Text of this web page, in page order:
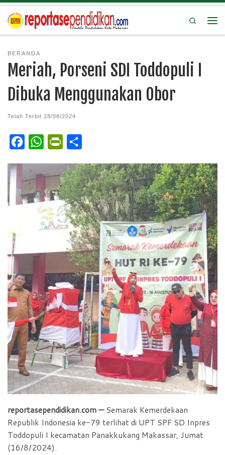
Search
BERANDA
Meriah, Porseni SDI Toddopuli I
Dibuka Menggunakan Obor
Telah Terbit 18/08/2024
e
b
W
a
t
s
A
p
i
n
t
F
r
n
d
l
y
a
r
e
reportasependidikan.com —Semarak Kemerdekaan
Republik Indonesia ke-79 terlihat di UPT SPF SD Inpres
Toddopuli I kecamatan Panakkukang Makassar, Jumat
(16/8/2024).